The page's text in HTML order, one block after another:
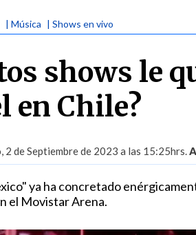
| Música | Shows en vivo
shows le
en Chile?
2 de Septiembre de 2023 a las 15:25hrs.
ya ha concretado
el Movistar Arena.